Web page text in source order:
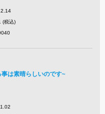
(税込)
は素晴らしいのです~